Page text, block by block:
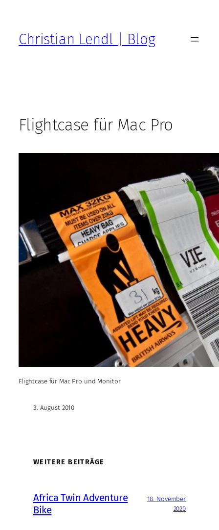
Christian Lendl | Blog
Flightcase für Mac Pro
Flightcase für Mac Pro und Monitor
3. August 2010
WEITERE BEITRÄGE
Africa Twin Adventure
Bike
18. November
2020